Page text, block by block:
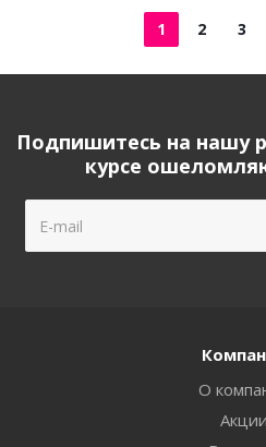
1 2 3
Подпишитесь на нашу
курсе
О
Акции